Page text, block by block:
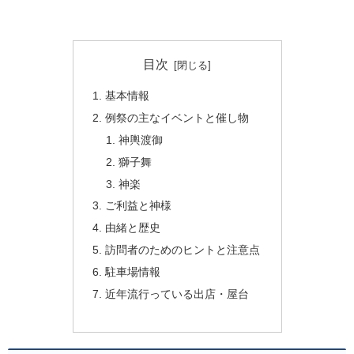
目次
基本情報
例祭の主なイベントと催し物
神輿渡御
獅子舞
神楽
ご利益と神様
由緒と歴史
訪問者のためのヒントと注意点
駐車場情報
近年流行っている出店・屋台